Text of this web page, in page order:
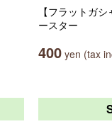
【フラットガ
ースター
400 yen (tax